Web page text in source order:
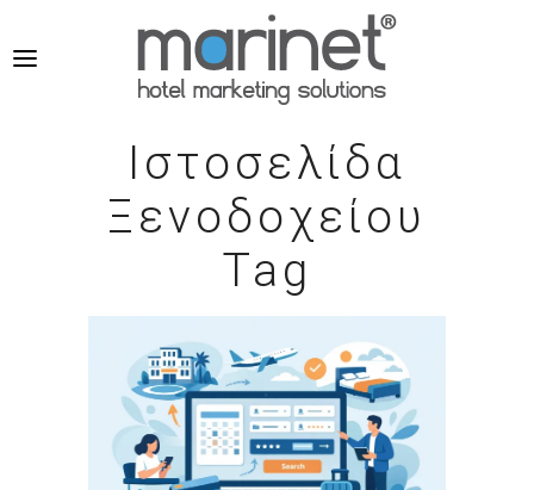
Ιστοσελίδα
Ξενοδοχείου
Tag